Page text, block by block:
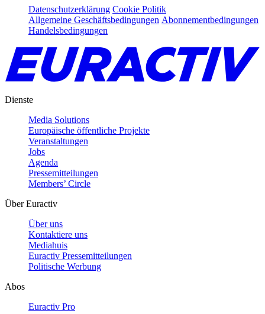
Datenschutzerklärung Cookie Politik
Allgemeine Geschäftsbedingungen Abonnementbedingungen
Handelsbedingungen
Dienste
Media Solutions
Europäische öffentliche Projekte
Veranstaltungen
Jobs
Agenda
Pressemitteilungen
Members’ Circle
Über Euractiv
Über uns
Kontaktiere uns
Mediahuis
Euractiv Pressemitteilungen
Politische Werbung
Abos
Euractiv Pro